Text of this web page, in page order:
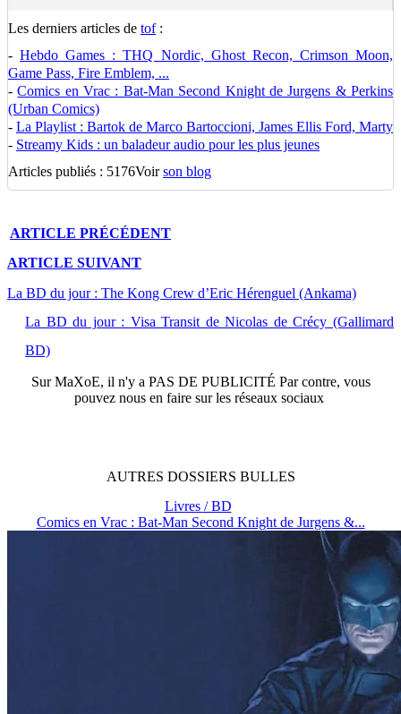
Les derniers articles de tof:
-Hebdo Games : THQ Nordic, Ghost Recon, Crimson Moon,
Game Pass, Fire Emblem, ...
-Comics en Vrac : Bat-Man Second Knight de Jurgens & Perkins
(Urban Comics)
- La Playlist : Bartok de Marco Bartoccioni, James Ellis Ford, Marty
- Streamy Kids : un baladeur audio pour les plus jeunes
Articles publiés : 5176Voirson blog
ARTICLE PRÉCÉDENT
ARTICLE SUIVANT
La BD du jour : The Kong Crew d’Eric Hérenguel (Ankama)
La BD du jour : Visa Transit de Nicolas de Crécy (Gallimard
BD)
SurMaXoE, il n'y a PAS DE PUBLICITÉ Par contre, vous
pouvez nous en faire sur les réseaux sociaux
AUTRES DOSSIERS BULLES
Livres / BD
Comics en Vrac : Bat-Man Second Knight de Jurgens &...